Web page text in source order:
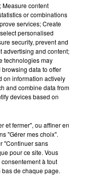
ED SHEERAN
Measure content
or combinations
services; Create
personalised
security, prevent and
advertising and content;
technologies may
data to offer
on information actively
and combine data from
devices based on
et fermer", ou affiner en
"Gérer mes choix".
"Continuer sans
pour ce site. Vous
à tout
de chaque page.